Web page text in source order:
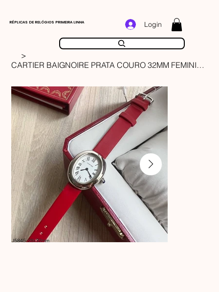
RÉPLICAS DE RELÓGIOS PRIMEIRA LINHA Login
>
CARTIER BAIGNOIRE PRATA COURO 32MM FEMININO